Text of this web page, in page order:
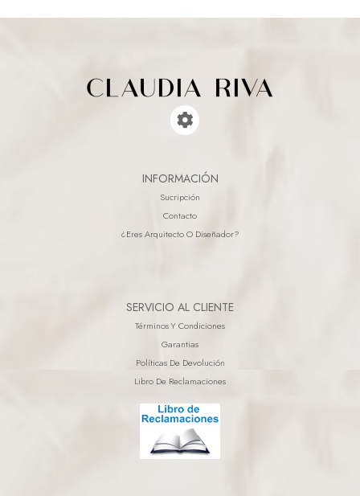
INFORMACIÓN
Sucripción
Contacto
¿eres Arquitecto O Diseñador?
SERVICIO AL CLIENTE
Términos Y Condiciones
Garantias
Políticas De Devolución
Libro De Reclamaciones